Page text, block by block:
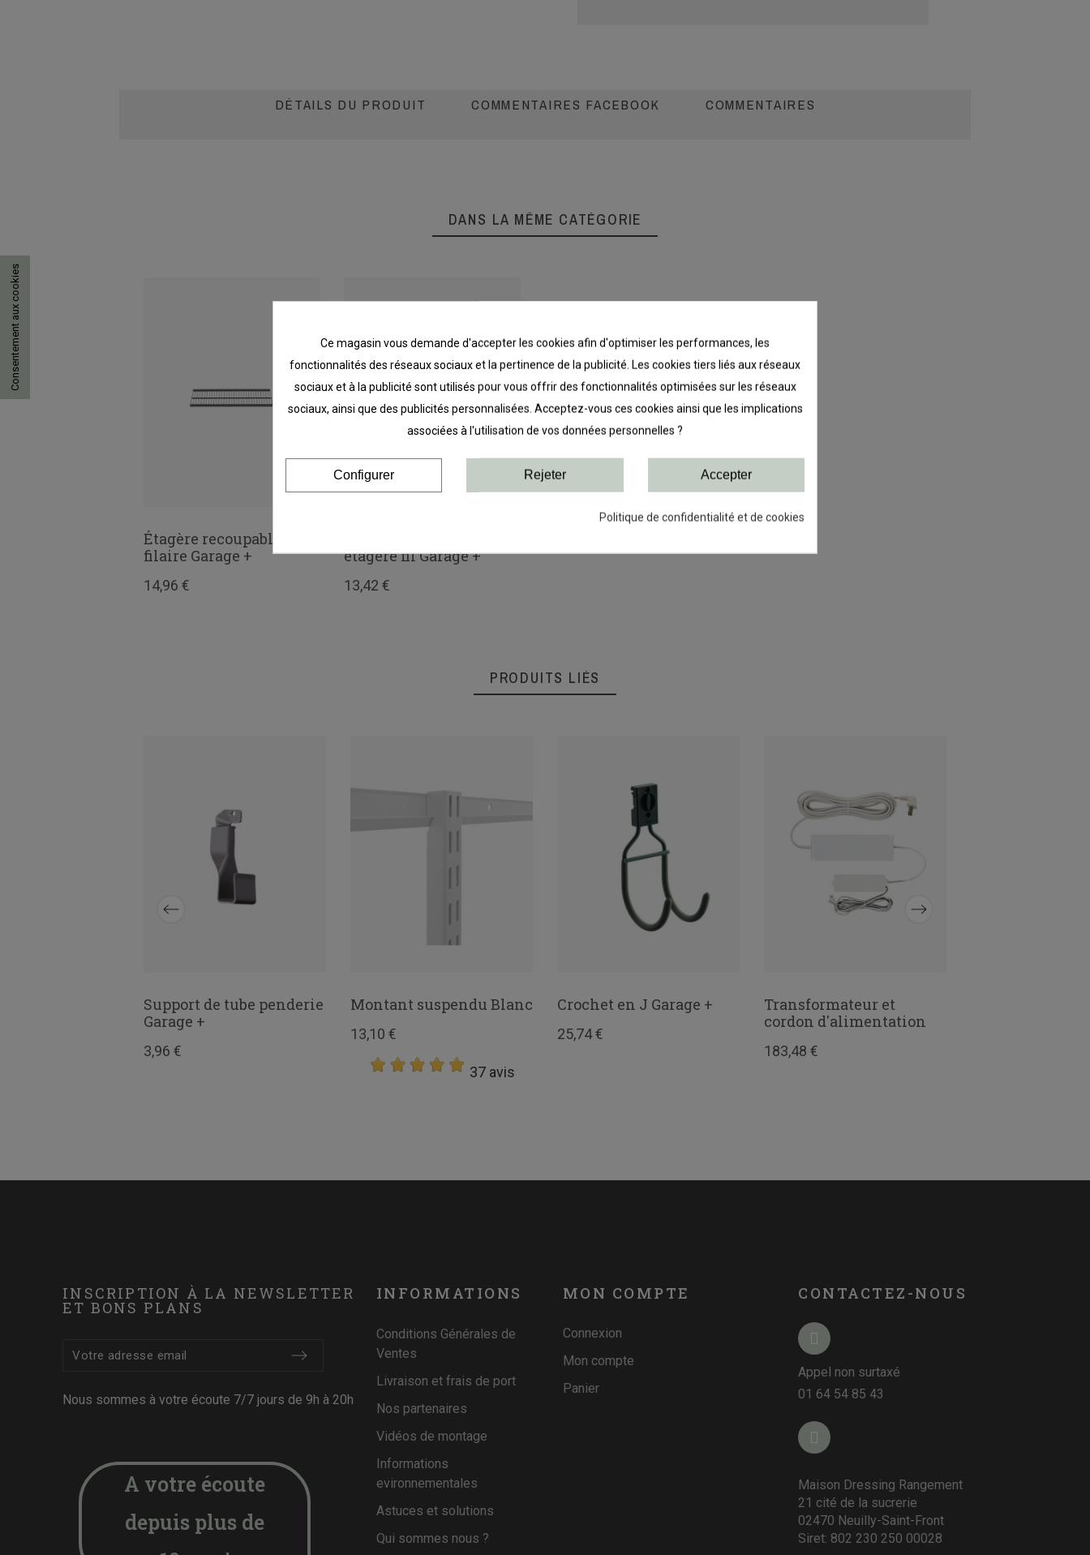
DÉTAILS DU PRODUIT COMMENTAIRES FACEBOOK COMMENTAIRES
DANS LA MÊME CATÉGORIE
Étagère recoupable
filaire Garage +
14,96 €
étagère fil Garage +
13,42 €
PRODUITS LIÉS
Support de tube penderie
Garage +
3,96 €
Montant suspendu Blanc
13,10 €
37 avis
Crochet en J Garage +
25,74 €
Transformateur et
cordon d'alimentation
183,48 €
INSCRIPTION À LA NEWSLETTER
ET BONS PLANS
Nous sommes à votre écoute 7/7 jours de 9h à 20h
A votre écoute
depuis plus de
INFORMATIONS
Conditions Générales de
Ventes
Livraison et frais de port
Nos partenaires
Vidéos de montage
Informations
evironnementales
Astuces et solutions
Qui sommes nous ?
MON COMPTE
Connexion
Mon compte
Panier
CONTACTEZ-NOUS
Appel non surtaxé
01 64 54 85 43
Maison Dressing Rangement
21 cité de la sucrerie
02470 Neuilly-Saint-Front
Siret: 802 230 250 00028
Ce magasin vous demande d'accepter les cookies afin d'optimiser les performances, les
fonctionnalités des réseaux sociaux et la pertinence de la publicité. Les cookies tiers liés aux réseaux
sociaux et à la publicité sont utilisés pour vous offrir des fonctionnalités optimisées sur les réseaux
sociaux, ainsi que des publicités personnalisées. Acceptez-vous ces cookies ainsi que les implications
associées à l'utilisation de vos données personnelles ?
Configurer Rejeter Accepter
Politique de confidentialité et de cookies
Consentement aux cookies